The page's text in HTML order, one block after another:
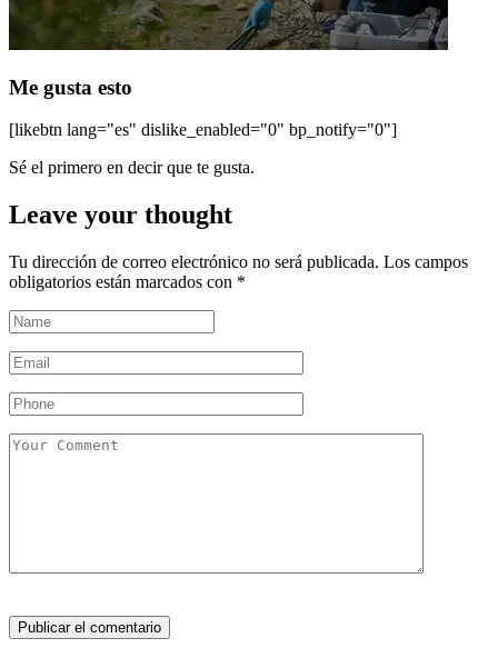
Me gusta esto
[likebtn lang="es" dislike_enabled="0" bp_notify="0"]
Sé el primero en decir que te gusta.
Leave your thought
Tu dirección de correo electrónico no será publicada. Los campos
obligatorios están marcados con *